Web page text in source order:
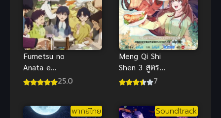
Fumetsu no
Anata e
Season 3 ซับ25.0
Meng Qi Shi
Shen 3 สูตร
รักซินเดอเรล
7
พากย์ไทย Soundtrack